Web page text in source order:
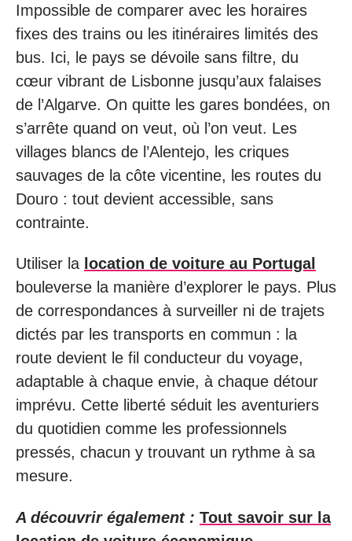
Impossible de comparer avec les horaires
fixes des trains ou les itinéraires limités des
bus. Ici, le pays se dévoile sans filtre, du
cœur vibrant de Lisbonne jusqu’aux falaises
de l’Algarve. On quitte les gares bondées, on
s’arrête quand on veut, où l’on veut. Les
villages blancs de l’Alentejo, les criques
sauvages de la côte vicentine, les routes du
Douro : tout devient accessible, sans
contrainte.
Utiliser la location de voiture au Portugal
bouleverse la manière d’explorer le pays. Plus
de correspondances à surveiller ni de trajets
dictés par les transports en commun : la
route devient le fil conducteur du voyage,
adaptable à chaque envie, à chaque détour
imprévu. Cette liberté séduit les aventuriers
du quotidien comme les professionnels
pressés, chacun y trouvant un rythme à sa
mesure.
A découvrir également : Tout savoir sur la